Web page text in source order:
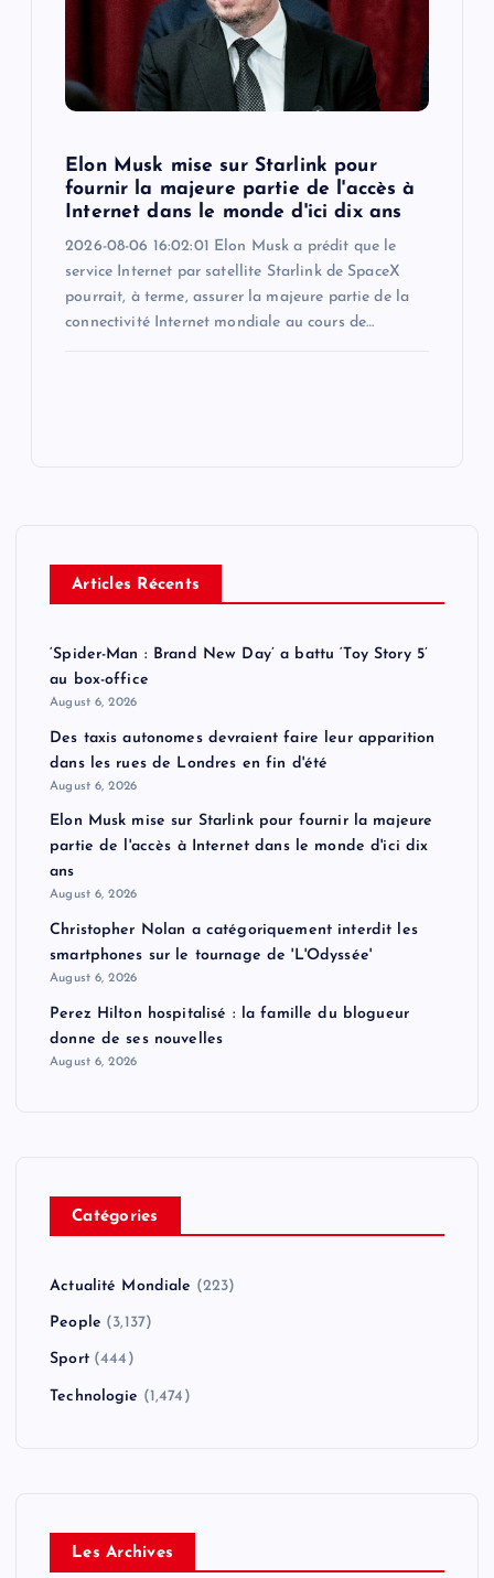
Elon Musk mise sur Starlink pour
fournir la majeure partie de l'accès à
Internet dans le monde d'ici dix ans
2026-08-06 16:02:01 Elon Musk a prédit que le
service Internet par satellite Starlink de SpaceX
pourrait, à terme, assurer la majeure partie de la
connectivité Internet mondiale au cours de…
Articles Récents
‘Spider-Man : Brand New Day’ a battu ‘Toy Story 5’
au box-office
August 6, 2026
Des taxis autonomes devraient faire leur apparition
dans les rues de Londres en fin d'été
August 6, 2026
Elon Musk mise sur Starlink pour fournir la majeure
partie de l'accès à Internet dans le monde d'ici dix
ans
August 6, 2026
Christopher Nolan a catégoriquement interdit les
smartphones sur le tournage de 'L'Odyssée'
August 6, 2026
Perez Hilton hospitalisé : la famille du blogueur
donne de ses nouvelles
August 6, 2026
Catégories
Actualité Mondiale (223)
People (3,137)
Sport(444)
Technologie (1,474)
Les Archives